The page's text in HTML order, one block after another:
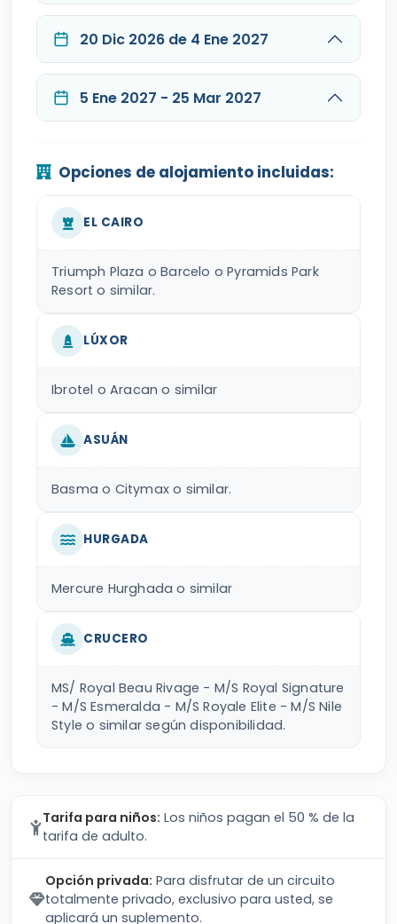
20 Dic 2026 de 4 Ene 2027
5 Ene 2027 - 25 Mar 2027
Opciones de alojamiento incluidas:
EL CAIRO
Triumph Plaza o Barcelo o Pyramids Park
Resort o similar.
LÚXOR
Ibrotel o Aracan o similar
ASUÁN
Basma o Citymax o similar.
HURGADA
Mercure Hurghada o similar
CRUCERO
MS/ Royal Beau Rivage - M/S Royal Signature
- M/S Esmeralda - M/S Royale Elite - M/S Nile
Style o similar según disponibilidad.
Tarifa para niños: Los niños pagan el 50 % de la
tarifa de adulto.
Opción privada: Para disfrutar de un circuito
totalmente privado, exclusivo para usted, se
aplicará un suplemento.